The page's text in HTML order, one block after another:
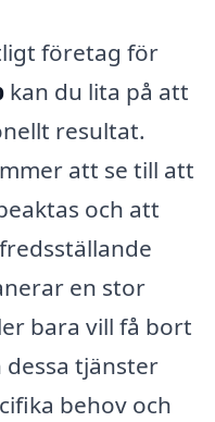
företag för
kan du lita på att
resultat.
att se till att
och att
en stor
bara vill få bort
dessa tjänster
behov och